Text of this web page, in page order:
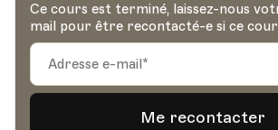
Ce cours est terminé, laissez-nous
mail pour être recontacté-e si ce